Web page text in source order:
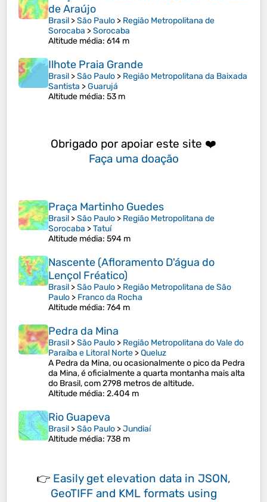
de Araújo
Brasil >São Paulo > Região Metropolitana de
Sorocaba >Sorocaba
Altitude média: 614 m
Ilhote Praia Grande
Brasil >São Paulo > Região Metropolitana da Baixada
Santista >Guarujá
Altitude média: 53 m
Obrigado por apoiar este site ❤️
Faça uma doação
Praça Martinho Guedes
Brasil >São Paulo > Região Metropolitana de
Sorocaba >Tatuí
Altitude média: 594 m
Nascente (Afloramento D'água do
Lençol Fréatico)
Brasil >São Paulo > Região Metropolitana de São
Paulo > Franco da Rocha
Altitude média: 764 m
Pedra da Mina
Brasil >São Paulo > Região Metropolitana do Vale do
Paraíba e Litoral Norte >Queluz
A Pedra da Mina, ou ocasionalmente o pico da Pedra
da Mina, é oficialmente a quarta montanha mais alta
do Brasil, com 2798 metros de altitude.
Altitude média: 2.404 m
Rio Guapeva
Brasil >São Paulo >Jundiaí
Altitude média: 738 m
👉 Easily get elevation data in JSON,
GeoTIFF and KML formats using